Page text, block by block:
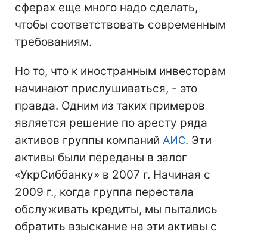
сферах еще много надо сделать,
чтобы соответствовать современным
требованиям.
Но то, что к иностранным инвесторам
начинают прислушиваться, - это
правда. Одним из таких примеров
является решение по аресту ряда
активов группы компаний АИС. Эти
активы были переданы в залог
«УкрСиббанку» в 2007 г. Начиная с
2009 г., когда группа перестала
обслуживать кредиты, мы пытались
обратить взыскание на эти активы с